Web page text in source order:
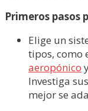
Primeros pasos
Elige un
tipos, como
aeropónico
Investiga
mejor se